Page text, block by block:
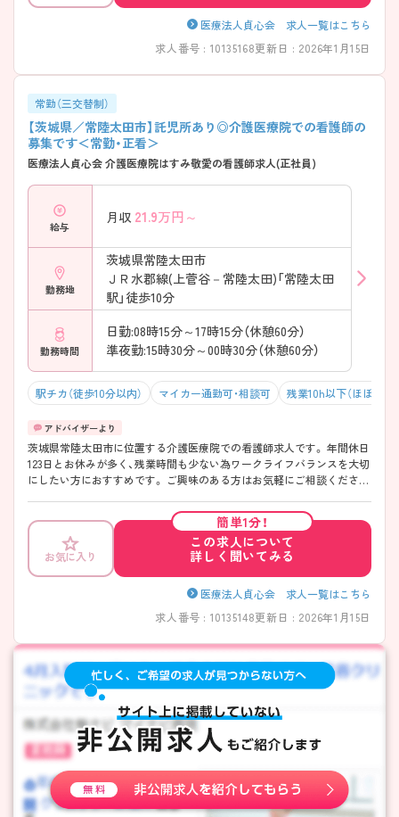
医療法人貞心会 求人一覧はこちら
求人番号 : 10135168更新日 : 2026年1月15日
常勤（三交替制）
【茨城県／常陸太田市】託児所あり◎介護医療院での看護師の
募集です＜常勤・正看＞
医療法人貞心会 介護医療院はすみ敬愛の看護師求人(正社員)
給与
月収 21.9万円～
勤務地
茨城県常陸太田市
ＪＲ水郡線(上菅谷－常陸太田)「常陸太田
駅」徒歩10分
勤務時間
日勤:08時15分～17時15分（休憩60分）
準夜勤:15時30分～00時30分（休憩60分）
駅チカ（徒歩10分以内） マイカー通勤可・相談可 残業10h以下（ほぼなし）
茨城県常陸太田市に位置する介護医療院での看護師求人です。 年間休日
123日とお休みが多く、残業時間も少ない為ワークライフバランスを大切
にしたい方におすすめです。 ご興味のある方はお気軽にご相談くださ
お気に入り
簡単1分！
この求人について
詳しく聞いてみる
医療法人貞心会 求人一覧はこちら
求人番号 : 10135148更新日 : 2026年1月15日